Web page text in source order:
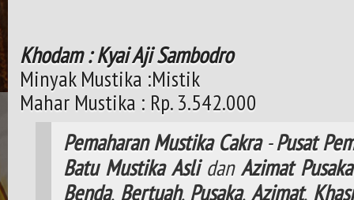
Khodam : Kyai Aji Sambodro
Minyak Mustika :Mistik
Mahar Mustika : Rp. 3.542.000
Pemaharan Mustika Cakra-Pusat
Batu Mustika AslidanAzimat Pusaka
Benda, Bertuah,Pusaka,Azimat,